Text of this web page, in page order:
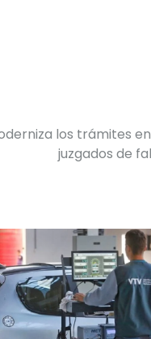
los trámites
juzgados de